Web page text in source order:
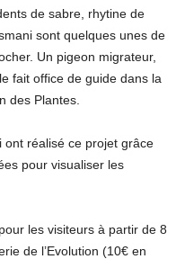
de sabre, rhytine de
sont quelques unes de
Un pigeon migrateur,
fait office de guide dans la
des Plantes.
ont réalisé ce projet grâce
pour visualiser les
les visiteurs à partir de 8
de l’Evolution (10€ en